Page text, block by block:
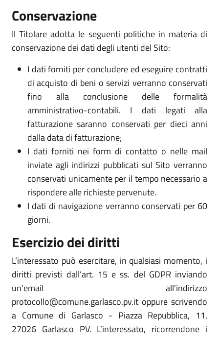
Conservazione
Il Titolare adotta le seguenti politiche in materia di
conservazione dei dati degli utenti del Sito:
I dati forniti per concludere ed eseguire contratti
di acquisto di beni o servizi verranno conservati
fino alla conclusione delle formalità
amministrativo-contabili. I dati legati alla
fatturazione saranno conservati per dieci anni
dalla data di fatturazione;
I dati forniti nei form di contatto o nelle mail
inviate agli indirizzi pubblicati sul Sito verranno
conservati unicamente per il tempo necessario a
rispondere alle richieste pervenute.
I dati di navigazione verranno conservati per 60
giorni.
Esercizio dei diritti
L’interessato può esercitare, in qualsiasi momento, i
diritti previsti dall’art. 15 e ss. del GDPR inviando
un’email all’indirizzo
protocollo@comune.garlasco.pv.it oppure scrivendo
a Comune di Garlasco - Piazza Repubblica, 11,
27026 Garlasco PV. L’interessato, ricorrendone i